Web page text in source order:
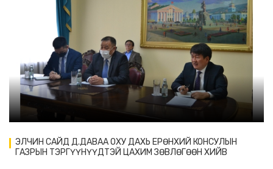
ЭЛЧИН САЙД Д.ДАВАА ОХУ ДАХЬ ЕРӨНХИЙ КОНСУЛЫН
ГАЗРЫН ТЭРГҮҮНҮҮДТЭЙ ЦАХИМ ЗӨВЛӨГӨӨН ХИЙВ